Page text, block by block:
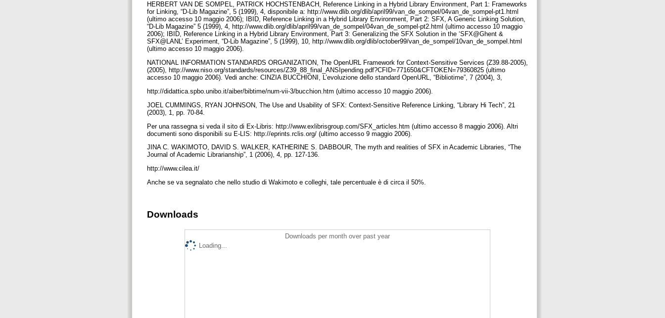
HERBERT VAN DE SOMPEL, PATRICK HOCHSTENBACH, Reference Linking in a Hybrid Library Environment, Part 1: Frameworks
for Linking, “D-Lib Magazine”, 5 (1999), 4, disponibile a: http://www.dlib.org/dlib/april99/van_de_sompel/04van_de_sompel-pt1.html
(ultimo accesso 10 maggio 2006); IBID, Reference Linking in a Hybrid Library Environment, Part 2: SFX, A Generic Linking Solution,
“D-Lib Magazine” 5 (1999), 4, http://www.dlib.org/dlib/april99/van_de_sompel/04van_de_sompel-pt2.html (ultimo accesso 10 maggio
2006); IBID, Reference Linking in a Hybrid Library Environment, Part 3: Generalizing the SFX Solution in the ‘SFX@Ghent &
SFX@LANL’ Experiment, “D-Lib Magazine”, 5 (1999), 10, http://www.dlib.org/dlib/october99/van_de_sompel/10van_de_sompel.html
(ultimo accesso 10 maggio 2006).
NATIONAL INFORMATION STANDARDS ORGANIZATION, The OpenURL Framework for Context-Sensitive Services (Z39.88-2005),
(2005), http://www.niso.org/standards/resources/Z39_88_final_ANSIpending.pdf?CFID=771650&CFTOKEN=79360825 (ultimo
accesso 10 maggio 2006). Vedi anche: CINZIA BUCCHIONI, L’evoluzione dello standard OpenURL, “Bibliotime”, 7 (2004), 3,
http://didattica.spbo.unibo.it/aiber/bibtime/num-vii-3/bucchion.htm (ultimo accesso 10 maggio 2006).
JOEL CUMMINGS, RYAN JOHNSON, The Use and Usability of SFX: Context-Sensitive Reference Linking, “Library Hi Tech”, 21
(2003), 1, pp. 70-84.
Per una rassegna si veda il sito di Ex-Libris: http://www.exlibrisgroup.com/SFX_articles.htm (ultimo accesso 8 maggio 2006). Altri
documenti sono disponibili su E-LIS: http://eprints.rclis.org/ (ultimo accesso 9 maggio 2006).
JINA C. WAKIMOTO, DAVID S. WALKER, KATHERINE S. DABBOUR, The myth and realities of SFX in Academic Libraries, “The
Journal of Academic Librarianship”, 1 (2006), 4, pp. 127-136.
http://www.cilea.it/
Anche se va segnalato che nello studio di Wakimoto e colleghi, tale percentuale è di circa il 50%.
Downloads
Downloads per month over past year
Loading...